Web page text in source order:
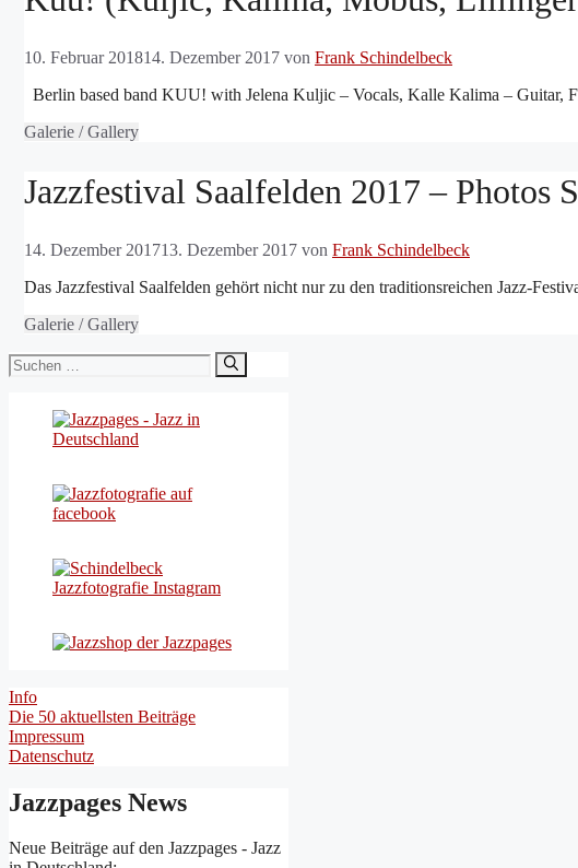
10. Februar 201814. Dezember 2017 von Frank Schindelbeck
Berlin based band KUU! with Jelena Kuljic – Vocals, Kalle Kalima –
Galerie / Gallery
Jazzfestival Saalfelden 2017 – Photos
14. Dezember 201713. Dezember 2017 von Frank Schindelbeck
Das Jazzfestival Saalfelden gehört nicht nur zu den traditionsreichen Jazz-
Galerie / Gallery
Suchen
nach:
Info
Die 50 aktuellsten Beiträge
Impressum
Datenschutz
Jazzpages News
Neue Beiträge auf den Jazzpages - Jazz